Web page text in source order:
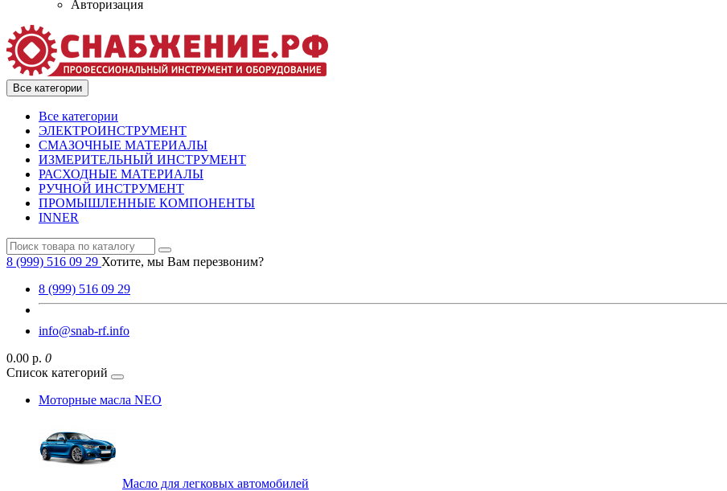
Авторизация
Все категории
Все категории
ЭЛЕКТРОИНСТРУМЕНТ
СМАЗОЧНЫЕ МАТЕРИАЛЫ
ИЗМЕРИТЕЛЬНЫЙ ИНСТРУМЕНТ
РАСХОДНЫЕ МАТЕРИАЛЫ
РУЧНОЙ ИНСТРУМЕНТ
ПРОМЫШЛЕННЫЕ КОМПОНЕНТЫ
INNER
8 (999) 516 09 29 Хотите, мы Вам перезвоним?
8 (999) 516 09 29
info@snab-rf.info
0.00 р. 0
Список категорий
Моторные масла NEO
Масло для легковых автомобилей